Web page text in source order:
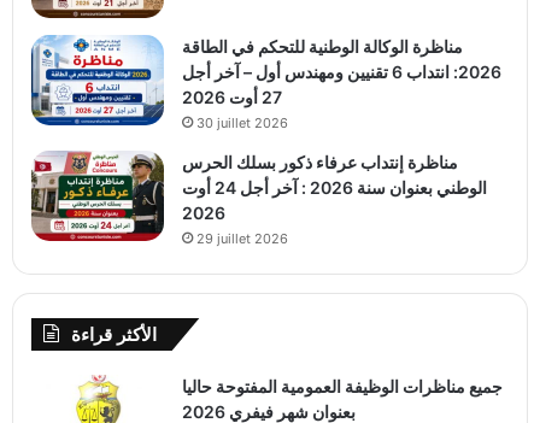
مناظرة الوكالة الوطنية للتحكم في الطاقة
2026: انتداب 6 تقنيين ومهندس أول – آخر أجل
27 أوت 2026
30 juillet 2026
مناظرة إنتداب عرفاء ذكور بسلك الحرس
الوطني بعنوان سنة 2026 : آخر أجل 24 أوت
2026
29 juillet 2026
الأكثر قراءة
جميع مناظرات الوظيفة العمومية المفتوحة حاليا
بعنوان شهر فيفري 2026